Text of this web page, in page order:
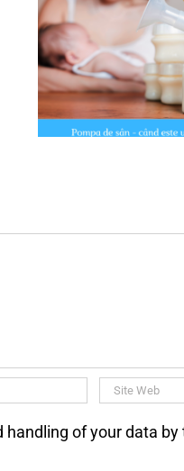
Cum evaluam
atașarea
of your data